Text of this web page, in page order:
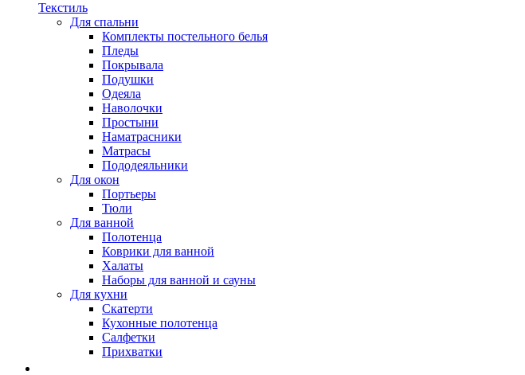
Текстиль
Для спальни
Комплекты постельного белья
Пледы
Покрывала
Подушки
Одеяла
Наволочки
Простыни
Наматрасники
Матрасы
Пододеяльники
Для окон
Портьеры
Тюли
Для ванной
Полотенца
Коврики для ванной
Халаты
Наборы для ванной и сауны
Для кухни
Скатерти
Кухонные полотенца
Салфетки
Прихватки